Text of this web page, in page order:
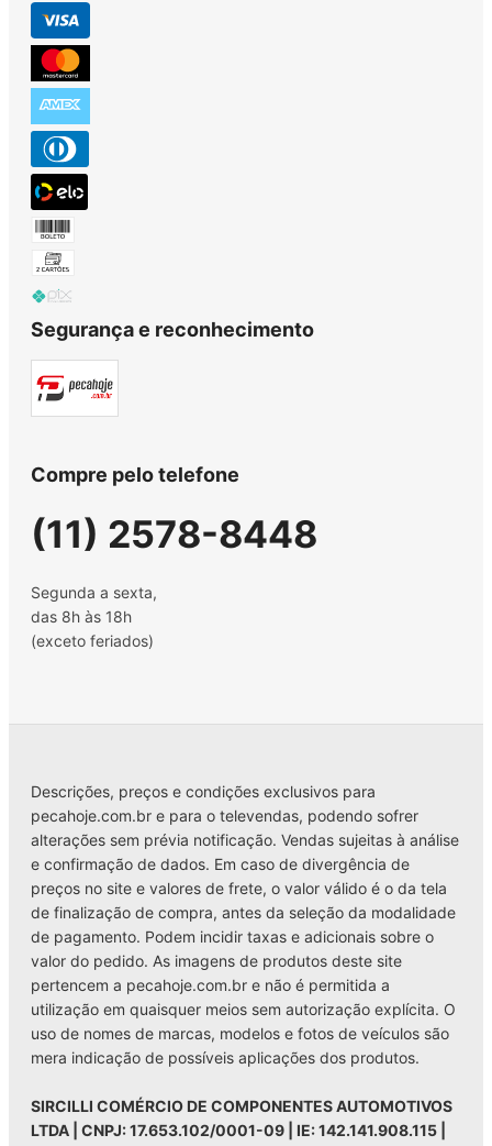
Segurança e reconhecimento
Compre pelo telefone
(11) 2578-8448
Segunda a sexta,
das 8h às 18h
(exceto feriados)
Descrições, preços e condições exclusivos para
pecahoje.com.br e para o televendas, podendo sofrer
alterações sem prévia notificação. Vendas sujeitas à análise
e confirmação de dados. Em caso de divergência de
preços no site e valores de frete, o valor válido é o da tela
de finalização de compra, antes da seleção da modalidade
de pagamento. Podem incidir taxas e adicionais sobre o
valor do pedido. As imagens de produtos deste site
pertencem a pecahoje.com.br e não é permitida a
utilização em quaisquer meios sem autorização explícita. O
uso de nomes de marcas, modelos e fotos de veículos são
mera indicação de possíveis aplicações dos produtos.
SIRCILLI COMÉRCIO DE COMPONENTES AUTOMOTIVOS
LTDA | CNPJ: 17.653.102/0001-09 | IE: 142.141.908.115 |